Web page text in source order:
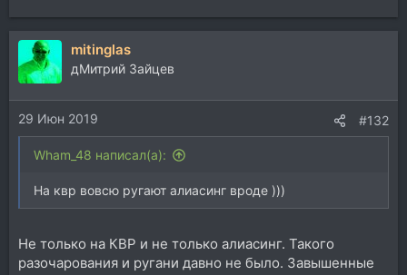
mitinglas
дМитрий Зайцев
29 Июн 2019 #132
Wham_48 написал(а):
На квр вовсю ругают алиасинг вроде )))
Не только на КВР и не только алиасинг. Такого
разочарования и ругани давно не было. Завышенные